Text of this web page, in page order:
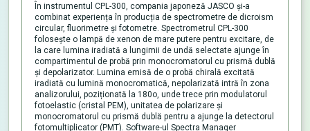
În instrumentul CPL-300, compania japoneză JASCO și-a
combinat experiența în producția de spectrometre de dicroism
circular, fluorimetre și fotometre. Spectrometrul CPL-300
folosește o lampă de xenon de mare putere pentru excitare, de
la care lumina iradiată a lungimii de undă selectate ajunge în
compartimentul de probă prin monocromatorul cu prismă dublă
și depolarizator. Lumina emisă de o probă chirală excitată
iradiată cu lumină monocromatică, nepolarizată intră în zona
analizorului, poziționată la 180o, unde trece prin modulatorul
fotoelastic (cristal PEM), unitatea de polarizare și
monocromatorul cu prismă dublă pentru a ajunge la detectorul
fotomultiplicator (PMT). Software-ul Spectra Manager